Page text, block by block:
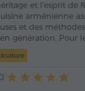
et l'esprit de
arménienne
et des
génération. Pour